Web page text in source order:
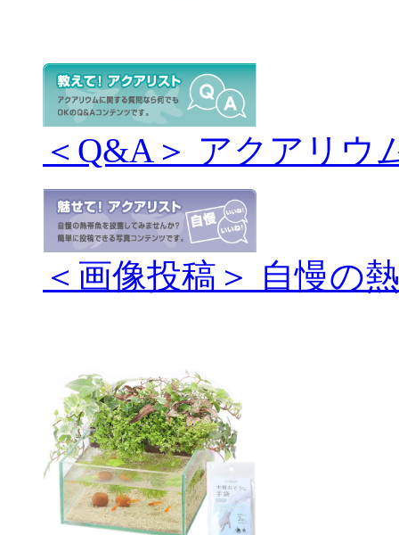
＜Q&A＞ アクアリウ
＜画像投稿＞ 自慢の